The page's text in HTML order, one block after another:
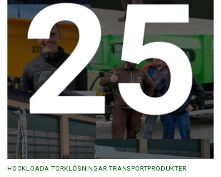
HOOKLOADA TORKLÖSNINGAR TRANSPORTPRODUKTER